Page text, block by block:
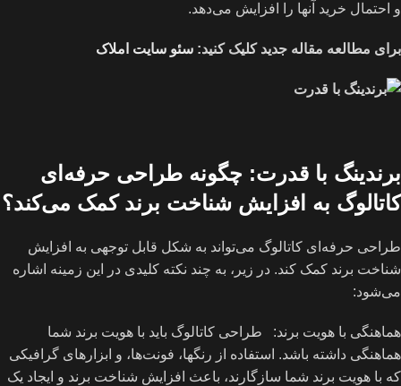
و احتمال خرید آنها را افزایش می‌دهد.
برای مطالعه مقاله جدید کلیک کنید: سئو سایت املاک
برندینگ با قدرت: چگونه طراحی حرفه‌ای
کاتالوگ به افزایش شناخت برند کمک می‌کند؟
طراحی حرفه‌ای کاتالوگ می‌تواند به شکل قابل توجهی به افزایش
شناخت برند کمک کند. در زیر، به چند نکته کلیدی در این زمینه اشاره
می‌شود:
هماهنگی با هویت برند: طراحی کاتالوگ باید با هویت برند شما
هماهنگی داشته باشد. استفاده از رنگها، فونت‌ها، و ابزارهای گرافیکی
که با هویت برند شما سازگارند، باعث افزایش شناخت برند و ایجاد یک